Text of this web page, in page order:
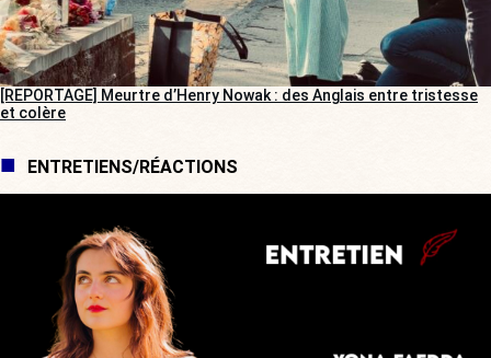
[REPORTAGE] Meurtre d’Henry Nowak : des Anglais entre tristesse
et colère
ENTRETIENS/RÉACTIONS